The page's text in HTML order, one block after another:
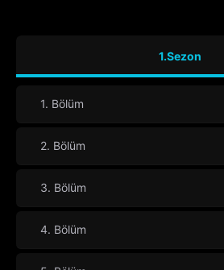
1.Sezon
1. Bölüm
2. Bölüm
3. Bölüm
4. Bölüm